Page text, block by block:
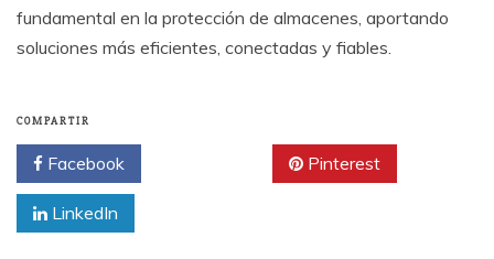
fundamental en la protección de almacenes, aportando
soluciones más eficientes, conectadas y fiables.
COMPARTIR
Facebook Pinterest
LinkedIn